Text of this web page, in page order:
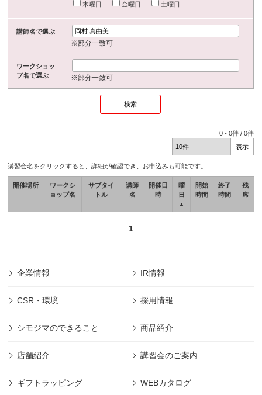
木曜日
金曜日 土曜日
講師名で選ぶ
※部分一致可
ワークショッ
プ名で選ぶ
※部分一致可
0 -0件 /0件
講習会名をクリックすると、詳細が確認でき、お申込みも可能です。
開催場所
ワークシ
ョップ名
サブタイ
トル
講師
名
開催日
時
曜
日
▲
開始
時間
終了
時間
残
席
1
企業情報 IR情報
CSR・環境 採用情報
シモジマのできること 商品紹介
店舗紹介 講習会のご案内
ギフトラッピング WEBカタログ